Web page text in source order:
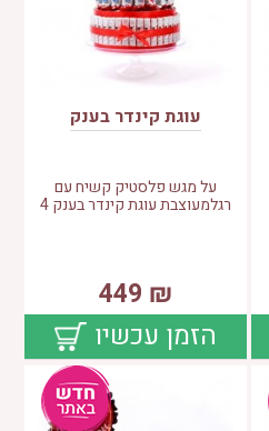
עוגת קינדר בענק
על מגש פלסטיק קשיח עם
רגלמעוצבת עוגת קינדר בענק 4
₪
449
הזמן עכשיו